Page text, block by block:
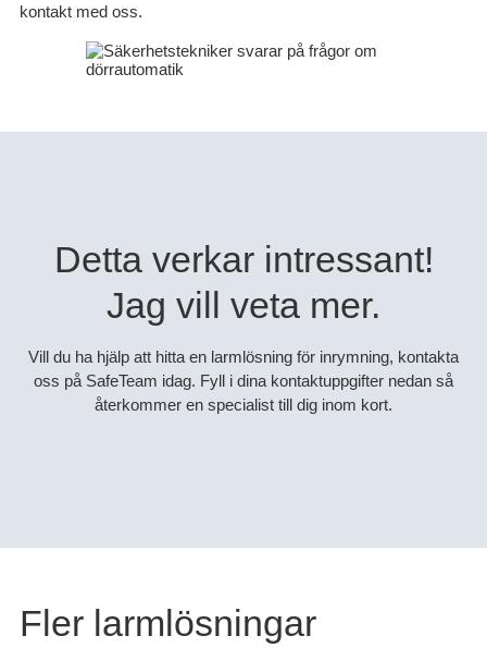
kontakt med oss.
Detta verkar intressant!
Jag vill veta mer.
Vill du ha hjälp att hitta en larmlösning för inrymning, kontakta
oss på SafeTeam idag. Fyll i dina kontaktuppgifter nedan så
återkommer en specialist till dig inom kort.
Fler larmlösningar